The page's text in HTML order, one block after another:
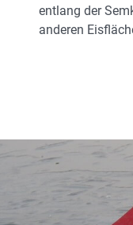
entlang der
anderen